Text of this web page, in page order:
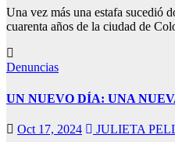
Una vez más una estafa sucedió
cuarenta años de la ciudad de
Denuncias
UN NUEVO DÍA: UNA
Oct 17, 2024
JULIETA